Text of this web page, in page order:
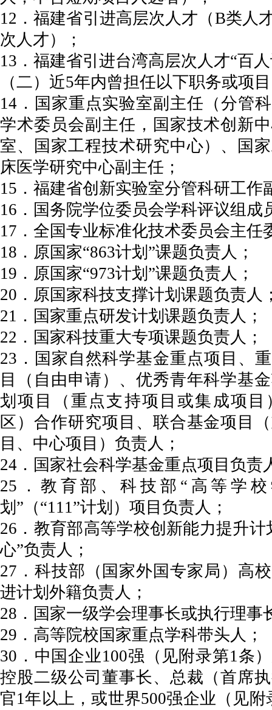
12．福建省引进高层次人才（B类人
次人才）；
13．福建省引进台湾高层次人才“百
（二）近5年内曾担任以下职务或项
14．国家重点实验室副主任（分管
学术委员会副主任，国家技术创新
室、国家工程技术研究中心）、国
床医学研究中心副主任；
15．福建省创新实验室分管科研工作
16．国务院学位委员会学科评议组成
17．全国专业标准化技术委员会主任
18．原国家“863计划”课题负责人；
19．原国家“973计划”课题负责人；
20．原国家科技支撑计划课题负责人
21．国家重点研发计划课题负责人；
22．国家科技重大专项课题负责人；
23．国家自然科学基金重点项目、
目（自由申请）、优秀青年科学基
划项目（重点支持项目或集成项目
区）合作研究项目、联合基金项目
目、中心项目）负责人；
24．国家社会科学基金重点项目负责
25．教育部、科技部“高等学
划”（“111”计划）项目负责人；
26．教育部高等学校创新能力提升计
心”负责人；
27．科技部（国家外国专家局）高
进计划外籍负责人；
28．国家一级学会理事长或执行理事
29．高等院校国家重点学科带头人；
30．中国企业100强（见附录第1条
控股二级公司董事长、总裁（首席
官1年以上，或世界500强企业（见